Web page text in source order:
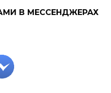
В МЕССЕНДЖЕРАХ